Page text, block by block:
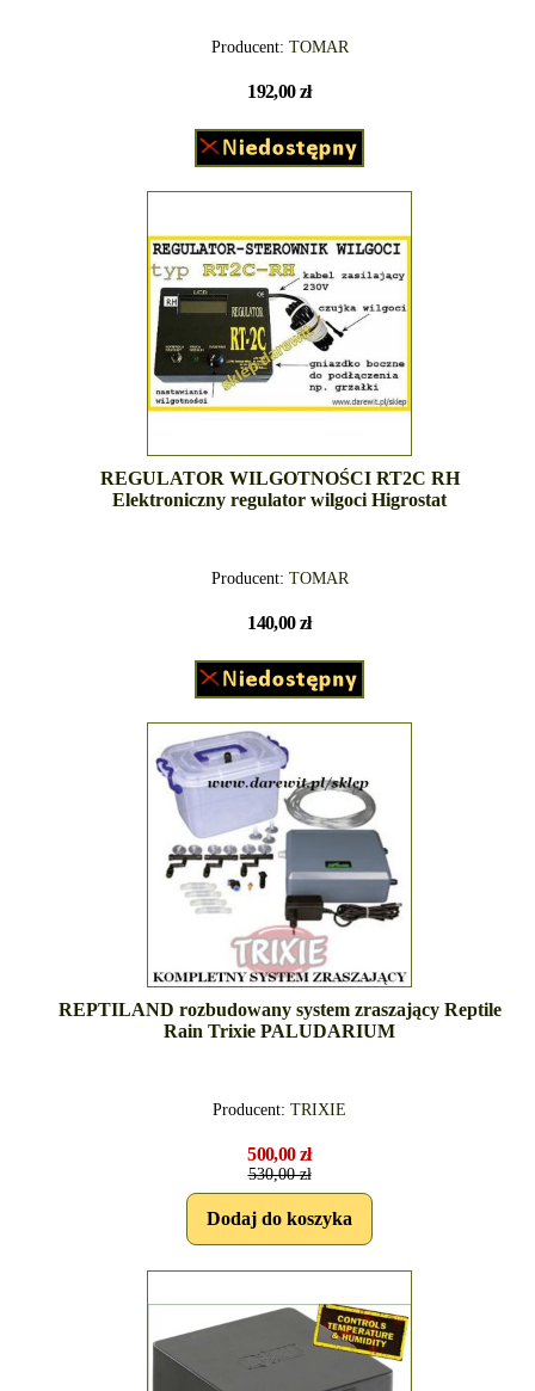
Producent: TOMAR
192,00 zł
REGULATOR WILGOTNOŚCI RT2C RH
Elektroniczny regulator wilgoci Higrostat
Producent: TOMAR
140,00 zł
REPTILAND rozbudowany system zraszający Reptile
Rain Trixie PALUDARIUM
Producent: TRIXIE
500,00 zł
530,00 zł